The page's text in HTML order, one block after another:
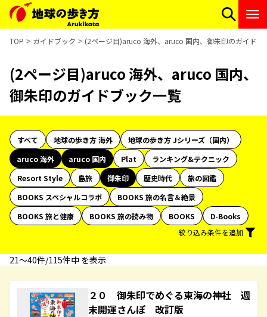
TOP ガイドブック (2ページ目)aruco 海外、aruco 国内、御朱印のガイドブ
(2ページ目)aruco 海外、aruco 国内、
御朱印のガイドブック一覧
すべて 地球の歩き方 海外
地球の歩き方 Jシリーズ（国内）
aruco 海外
aruco 国内 Plat
ランキング&テクニック
Resort Style
島旅 御朱印 歴史時代
旅の図鑑
BOOKS スペシャルコラボ
BOOKS 旅の名言＆絶景
BOOKS 旅と健康
BOOKS 旅の読み物 BOOKS
D-Books
絞り込み条件を追加
21〜40件/115件中 を表示
２０ 御朱印でめぐる東海の神社 週
末開運さんぽ 改訂版